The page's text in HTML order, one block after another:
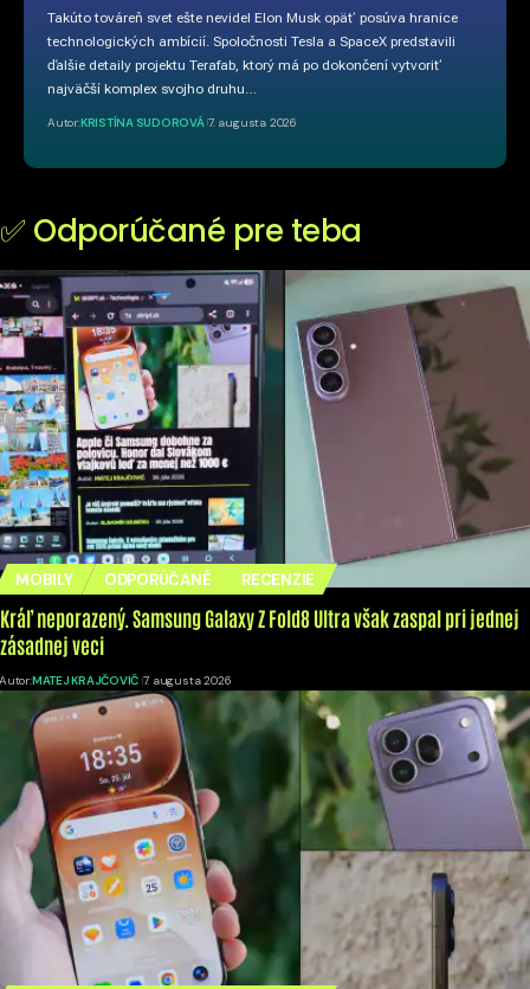
Takúto továreň svet ešte nevidel Elon Musk opäť posúva hranice
technologických ambícií. Spoločnosti Tesla a SpaceX predstavili
ďalšie detaily projektu Terafab, ktorý má po dokončení vytvoriť
najväčší komplex svojho druhu…
Autor:KRISTÍNA SUDOROVÁ 7. augusta 2026
✅ Odporúčané pre teba
MOBILY ODPORÚČANÉ RECENZIE
Kráľ neporazený. Samsung Galaxy Z Fold8 Ultra však zaspal pri jednej
zásadnej veci
Autor:MATEJ KRAJČOVIČ 7. augusta 2026